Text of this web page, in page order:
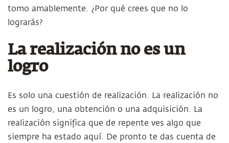
tomo amablemente. ¿Por qué crees que no lo
lograrás?
La realización no es un
logro
Es solo una cuestión de realización. La realización no
es un logro, una obtención o una adquisición. La
realización significa que de repente ves algo que
siempre ha estado aquí. De pronto te das cuenta de